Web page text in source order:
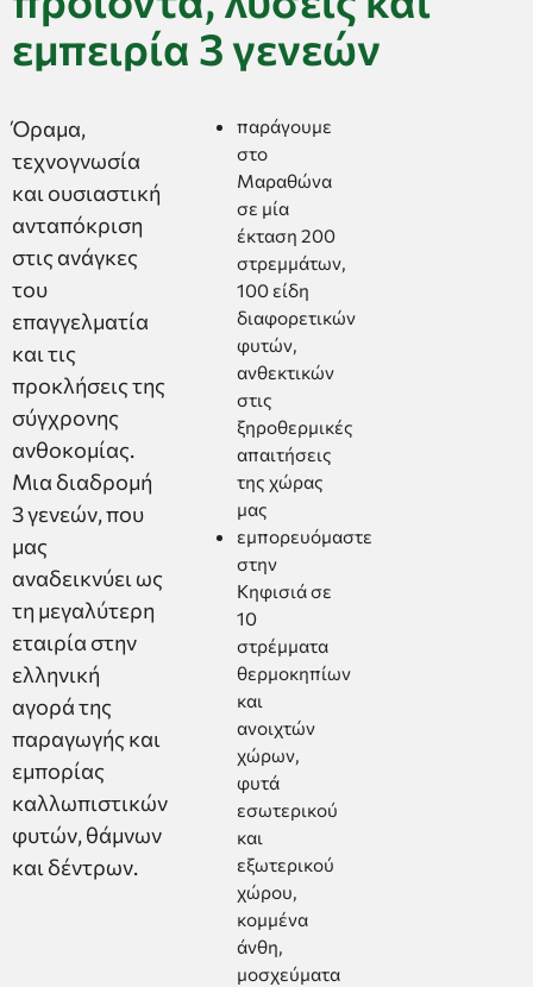
εμπειρία 3 γενεών
Όραμα,
τεχνογνωσία
και ουσιαστική
ανταπόκριση
στις ανάγκες
του
επαγγελματία
και τις
προκλήσεις της
σύγχρονης
ανθοκομίας.
Μια διαδρομή
3 γενεών, που
μας
αναδεικνύει ως
τη μεγαλύτερη
εταιρία στην
ελληνική
αγορά της
παραγωγής και
εμπορίας
καλλωπιστικών
φυτών, θάμνων
και δέντρων.
παράγουμε
στο
Μαραθώνα
σε μία
έκταση 200
στρεμμάτων,
100 είδη
διαφορετικών
φυτών,
ανθεκτικών
στις
ξηροθερμικές
απαιτήσεις
της χώρας
μας
εμπορευόμαστε
στην
Κηφισιά σε
10
στρέμματα
θερμοκηπίων
και
ανοιχτών
χώρων,
φυτά
εσωτερικού
και
εξωτερικού
χώρου,
κομμένα
άνθη,
μοσχεύματα